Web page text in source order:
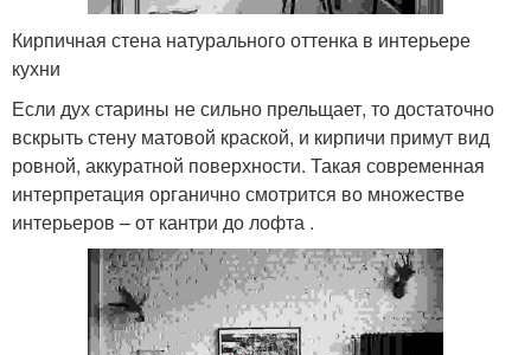
Кирпичная стена натурального оттенка в интерьере
кухни
Если дух старины не сильно прельщает, то достаточно
вскрыть стену матовой краской, и кирпичи примут вид
ровной, аккуратной поверхности. Такая современная
интерпретация органично смотрится во множестве
интерьеров – от кантри до лофта .